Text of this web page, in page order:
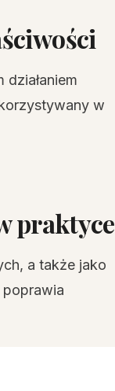
w
praktyce
a także jako
poprawia